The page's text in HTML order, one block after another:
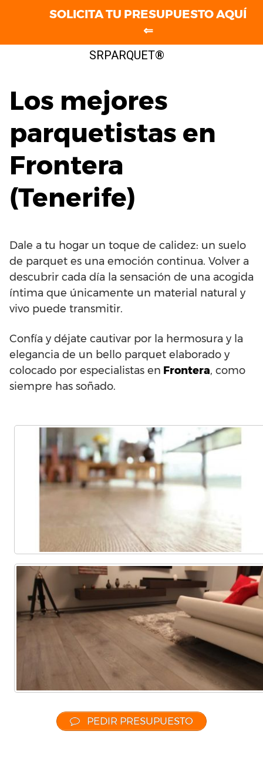
SRPARQUET®
Los mejores
parquetistas en
Frontera
(Tenerife)
Dale a tu hogar un toque de calidez: un suelo
de parquet es una emoción continua. Volver a
descubrir cada día la sensación de una acogida
íntima que únicamente un material natural y
vivo puede transmitir.
Confía y déjate cautivar por la hermosura y la
elegancia de un bello parquet elaborado y
colocado por especialistas en Frontera, como
siempre has soñado.
PEDIR PRESUPUESTO
SOLICITA TU PRESUPUESTO AQUÍ
⇐